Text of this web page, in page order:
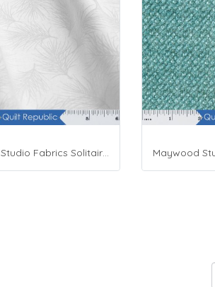
Maywood Studio Fabrics Solitaire Whites